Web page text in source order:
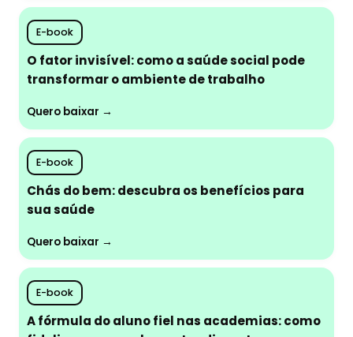
E-book
O fator invisível: como a saúde social pode
transformar o ambiente de trabalho
Quero baixar →
E-book
Chás do bem: descubra os benefícios para
sua saúde
Quero baixar →
E-book
A fórmula do aluno fiel nas academias: como